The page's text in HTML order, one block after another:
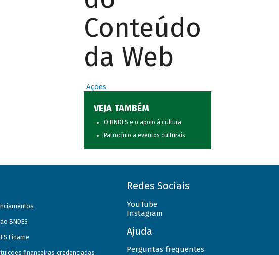
Conteúdo
da Web
Ações
VEJA TAMBÉM
O BNDES e o apoio à cultura
Patrocínio a eventos culturais
BNDES
Finame
financeiras credenciadas
Redes Sociais
YouTube
Instagram
Ajuda
Perguntas frequentes